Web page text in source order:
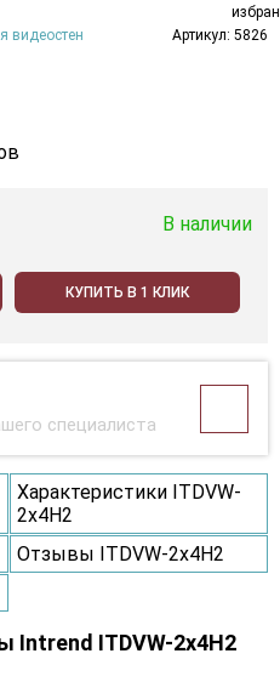
видеостен Артикул: 5826
В наличии
КУПИТЬ В 1 КЛИК
специалиста
Характеристики ITDVW-
2x4H2
Отзывы ITDVW-2x4H2
Intrend ITDVW-2x4H2